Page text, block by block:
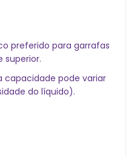
preferido para garrafas
superior.
capacidade pode variar
do líquido).